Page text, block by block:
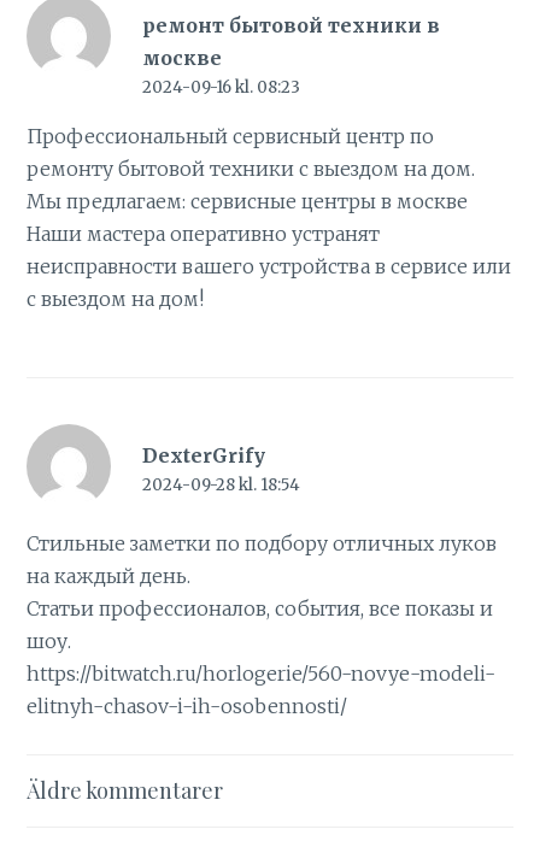
ремонт бытовой техники в
москве
2024-09-16 kl. 08:23
Профессиональный сервисный центр по
ремонту бытовой техники с выездом на дом.
Мы предлагаем:сервисные центры в москве
Наши мастера оперативно устранят
неисправности вашего устройства в сервисе или
с выездом на дом!
DexterGrify
2024-09-28 kl. 18:54
Стильные заметки по подбору отличных луков
на каждый день.
Статьи профессионалов, события, все показы и
шоу.
https://bitwatch.ru/horlogerie/560-novye-modeli-
elitnyh-chasov-i-ih-osobennosti/
Kommentarsnavigering
Äldre kommentarer